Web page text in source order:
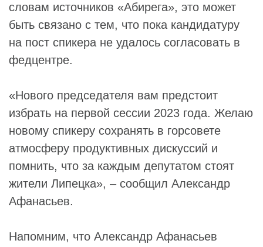
словам источников «Абирега», это может
быть связано с тем, что пока кандидатуру
на пост спикера не удалось согласовать в
федцентре.
«Нового председателя вам предстоит
избрать на первой сессии 2023 года. Желаю
новому спикеру сохранять в горсовете
атмосферу продуктивных дискуссий и
помнить, что за каждым депутатом стоят
жители Липецка», – сообщил Александр
Афанасьев.
Напомним, что Александр Афанасьев